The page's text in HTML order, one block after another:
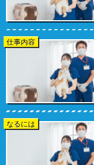
仕事内容
なるには